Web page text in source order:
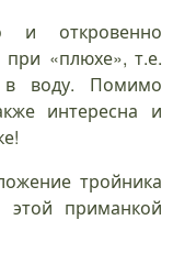
и откровенно
«плюхе», т.е.
в воду. Помимо
интересна и
тройника
этой приманкой